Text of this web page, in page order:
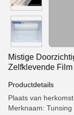
Mistige
Zelfklevende
Productdetails
Plaats van
Merknaam: Tunsing